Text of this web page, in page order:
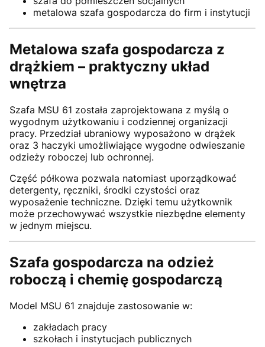
metalowa szafa gospodarcza do firm i instytucji
Metalowa szafa gospodarcza z
drążkiem – praktyczny układ
wnętrza
Szafa MSU 61 została zaprojektowana z myślą o
wygodnym użytkowaniu i codziennej organizacji
pracy. Przedział ubraniowy wyposażono w drążek
oraz 3 haczyki umożliwiające wygodne odwieszanie
odzieży roboczej lub ochronnej.
Część półkowa pozwala natomiast uporządkować
detergenty, ręczniki, środki czystości oraz
wyposażenie techniczne. Dzięki temu użytkownik
może przechowywać wszystkie niezbędne elementy
w jednym miejscu.
Szafa gospodarcza na odzież
roboczą i chemię gospodarczą
Model MSU 61 znajduje zastosowanie w:
zakładach pracy
szkołach i instytucjach publicznych